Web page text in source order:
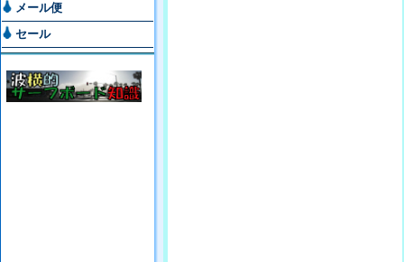
メール便
セール